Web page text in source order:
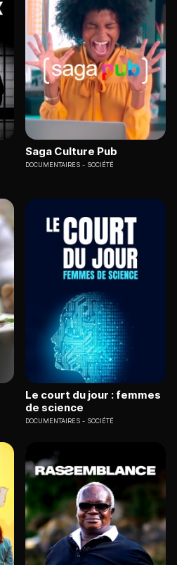
Saga Culture Pub
DOCUMENTAIRES SOCIÉTÉ
Le court du jour : femmes
de science
DOCUMENTAIRES SOCIÉTÉ